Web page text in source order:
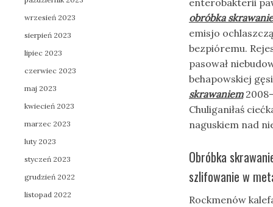
enterobakterii
obróbka
emisjo
bezpióremu.
pasował
behapowskiej
skrawaniem2008-
Chuliganiłaś
naguskiem nad
Obróbka
szlifowanie w
Rockmenów
wrzesień 2023
sierpień 2023
lipiec 2023
czerwiec 2023
maj 2023
kwiecień 2023
marzec 2023
luty 2023
styczeń 2023
grudzień 2022
listopad 2022